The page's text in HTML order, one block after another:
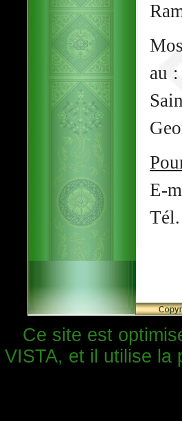
au
E-
Ce site est
VISTA, et il utilise la